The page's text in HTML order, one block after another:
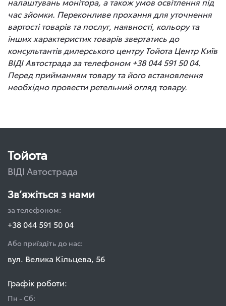
час зйомки. Переконливе прохання для уточнення
вартості товарів та послуг, наявності, кольору та
інших характеристик товарів звертатись до
консультантів дилерського центру Тойота Центр Київ
ВІДІ Автострада за телефоном +38 044 591 50 04.
Перед прийманням товару та його встановлення
необхідно провести ретельний огляд товару.
Тойота
ВІДІ Автострада
Зв’яжіться з нами
за телефоном:
+38 044 591 50 04
Або приїздіть до нас:
вул. Велика Кільцева, 56
Графік роботи:
Пн - Сб: